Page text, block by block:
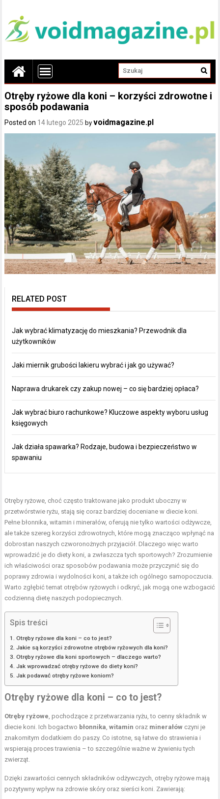
Otręby ryżowe dla koni – korzyści zdrowotne i
sposób podawania
Posted on 14 lutego 2025 byvoidmagazine.pl
RELATED POST
Jak wybrać klimatyzację do mieszkania? Przewodnik dla
użytkowników
Jaki miernik grubości lakieru wybrać i jak go używać?
Naprawa drukarek czy zakup nowej – co się bardziej opłaca?
Jak wybrać biuro rachunkowe? Kluczowe aspekty wyboru usług
księgowych
Jak działa spawarka? Rodzaje, budowa i bezpieczeństwo w
spawaniu
Otręby ryżowe, choć często traktowane jako produkt uboczny w
przetwórstwie ryżu, stają się coraz bardziej doceniane w diecie koni.
Pełne błonnika, witamin i minerałów, oferują nie tylko wartości odżywcze,
ale także szereg korzyści zdrowotnych, które mogą znacząco wpłynąć na
dobrostan naszych czworonożnych przyjaciół. Dlaczego więc warto
wprowadzić je do diety koni, a zwłaszcza tych sportowych? Zrozumienie
ich właściwości oraz sposobów podawania może przyczynić się do
poprawy zdrowia i wydolności koni, a także ich ogólnego samopoczucia.
Warto zgłębić temat otrębów ryżowych i odkryć, jak mogą one wzbogacić
codzienną dietę naszych podopiecznych.
Spis treści
Otręby ryżowe dla koni – co to jest?
Jakie są korzyści zdrowotne otrębów ryżowych dla koni?
Otręby ryżowe dla koni sportowych – dlaczego warto?
Jak wprowadzać otręby ryżowe do diety koni?
Jak podawać otręby ryżowe koniom?
Otręby ryżowe dla koni – co to jest?
Otręby ryżowe, pochodzące z przetwarzania ryżu, to cenny składnik w
diecie koni. Ich bogactwo błonnika,witamin oraz minerałów czyni je
znakomitym dodatkiem do paszy. Co istotne, są łatwe do strawienia i
wspierają proces trawienia – to szczególnie ważne w żywieniu tych
zwierząt.
Dzięki zawartości cennych składników odżywczych, otręby ryżowe mają
pozytywny wpływ na zdrowie skóry oraz sierści koni. Zawierają: